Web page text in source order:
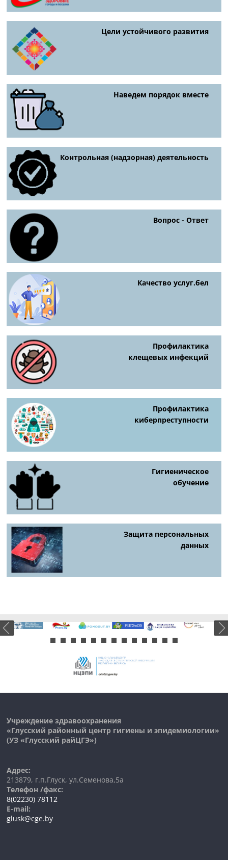
Цели устойчивого развития
Наведем порядок вместе
Контрольная (надзорная) деятельность
Вопрос - Ответ
Качество услуг.бел
Профилактика
клещевых инфекций
Профилактика
киберпреступности
Гигиеническое
обучение
Защита персональных
данных
Учреждение здравоохранения
«Глусский районный центр гигиены и эпидемиологии»
(УЗ «Глусский райЦГЭ»)
Адрес:
213879, г.п.Глуск, ул.Семенова,5а
Телефон /факс:
8(02230) 78112
E-mail:
glusk@cge.by